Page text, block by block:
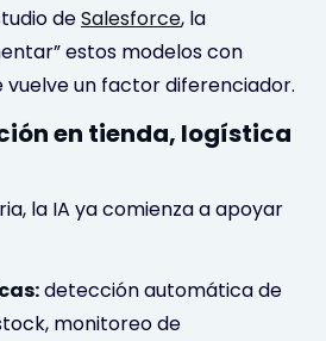
deSalesforce, la
estos modelos con
vuelve un factor diferenciador.
en tienda, logística
la IA ya comienza a apoyar
detección automática de
monitoreo de